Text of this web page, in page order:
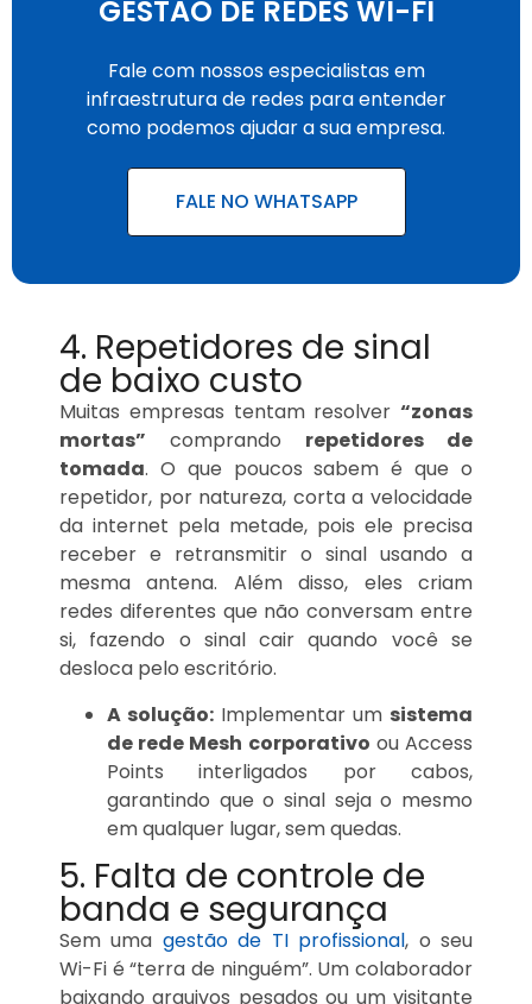
GESTÃO DE REDES WI-FI
Fale com nossos especialistas em
infraestrutura de redes para entender
como podemos ajudar a sua empresa.
FALE NO WHATSAPP
4. Repetidores de sinal
de baixo custo
Muitas empresas tentam resolver “zonas
mortas” comprando repetidores de
tomada. O que poucos sabem é que o
repetidor, por natureza, corta a velocidade
da internet pela metade, pois ele precisa
receber e retransmitir o sinal usando a
mesma antena. Além disso, eles criam
redes diferentes que não conversam entre
si, fazendo o sinal cair quando você se
desloca pelo escritório.
A solução: Implementar um sistema
de rede Mesh corporativo ou Access
Points interligados por cabos,
garantindo que o sinal seja o mesmo
em qualquer lugar, sem quedas.
5. Falta de controle de
banda e segurança
Sem uma gestão de TI profissional, o seu
Wi-Fi é “terra de ninguém”. Um colaborador
baixando arquivos pesados ou um visitante